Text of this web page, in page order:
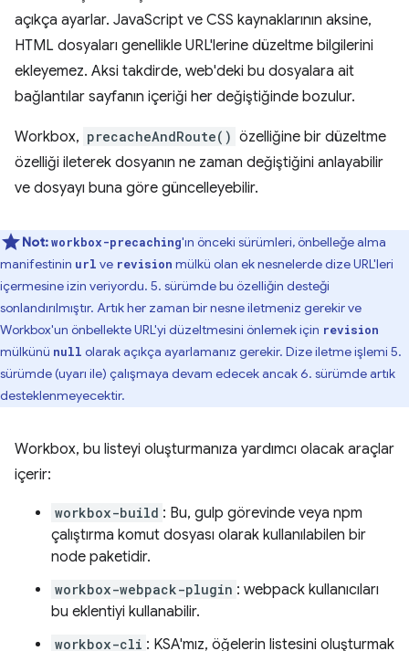
açıkça ayarlar. JavaScript ve CSS kaynaklarının aksine,
HTML dosyaları genellikle URL'lerine düzeltme bilgilerini
ekleyemez. Aksi takdirde, web'deki bu dosyalara ait
bağlantılar sayfanın içeriği her değiştiğinde bozulur.
Workbox, precacheAndRoute() özelliğine bir düzeltme
özelliği ileterek dosyanın ne zaman değiştiğini anlayabilir
ve dosyayı buna göre güncelleyebilir.
Not:workbox-precaching'ın önceki sürümleri, önbelleğe alma
manifestinin url ve revision mülkü olan ek nesnelerde dize URL'leri
içermesine izin veriyordu. 5. sürümde bu özelliğin desteği
sonlandırılmıştır. Artık her zaman bir nesne iletmeniz gerekir ve
Workbox'un önbellekte URL'yi düzeltmesini önlemek için revision
mülkünü null olarak açıkça ayarlamanız gerekir. Dize iletme işlemi 5.
sürümde (uyarı ile) çalışmaya devam edecek ancak 6. sürümde artık
desteklenmeyecektir.
Workbox, bu listeyi oluşturmanıza yardımcı olacak araçlar
içerir:
workbox-build : Bu, gulp görevinde veya npm
çalıştırma komut dosyası olarak kullanılabilen bir
node paketidir.
workbox-webpack-plugin : webpack kullanıcıları
bu eklentiyi kullanabilir.
workbox-cli : KSA'mız, öğelerin listesini oluşturmak